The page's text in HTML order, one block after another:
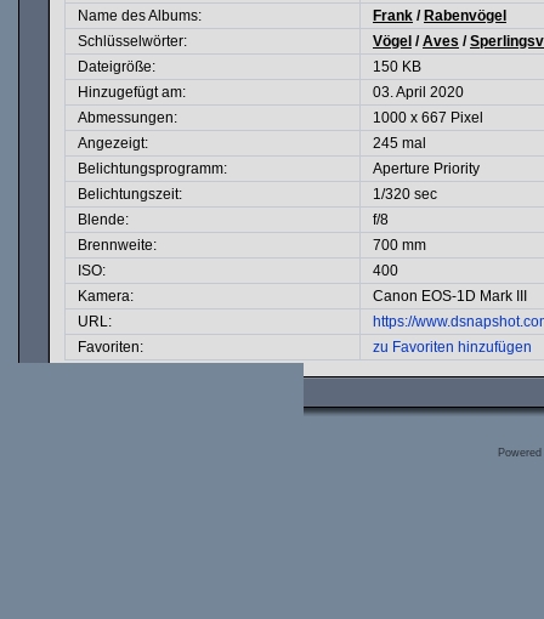
Name des Albums:
Frank / Rabenvögel
Schlüsselwörter:
Vögel /Aves /
Dateigröße:
150 KB
Hinzugefügt am:
03. April 2020
Abmessungen:
1000 x 667 Pixel
Angezeigt:
245 mal
Belichtungsprogramm:
Aperture Priority
Belichtungszeit:
1/320 sec
Blende:
f/8
Brennweite:
700 mm
ISO:
400
Kamera:
Canon EOS-1D Mark III
URL:
https://
Favoriten:
zu Favoriten hinzufügen